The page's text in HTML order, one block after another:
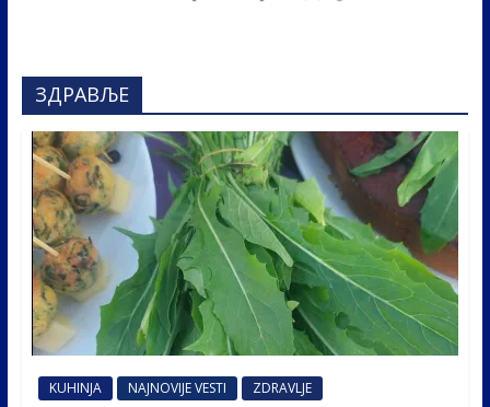
ЗДРАВЉЕ
KUHINJA NAJNOVIJE VESTI ZDRAVLJE